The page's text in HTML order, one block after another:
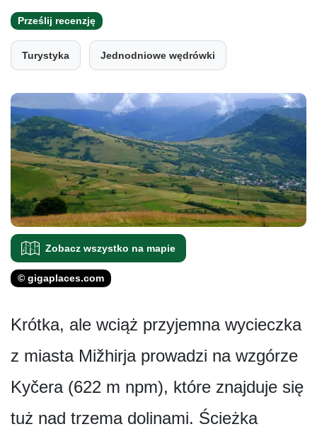
Prześlij recenzję
Turystyka Jednodniowe wędrówki
Zobacz wszystko na mapie
© gigaplaces.com
Krótka, ale wciąż przyjemna wycieczka
z miasta Mižhirja prowadzi na wzgórze
Kyčera (622 m npm), które znajduje się
tuż nad trzema dolinami. Ścieżka